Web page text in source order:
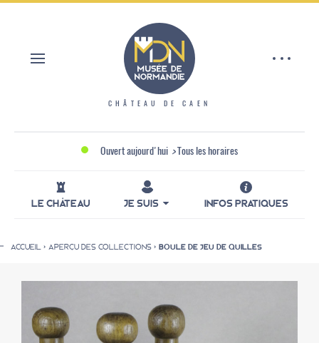
Aller
CHÂTEAU DE CAEN
Ouvert aujourd'hui > Tous les horaires
LE CHÂTEAU JE SUIS INFOS PRATIQUES
d'Ariane
ACCUEIL APERÇU DES COLLECTIONS BOULE DE JEU DE QUILLES
Panneau de gestion des cookies